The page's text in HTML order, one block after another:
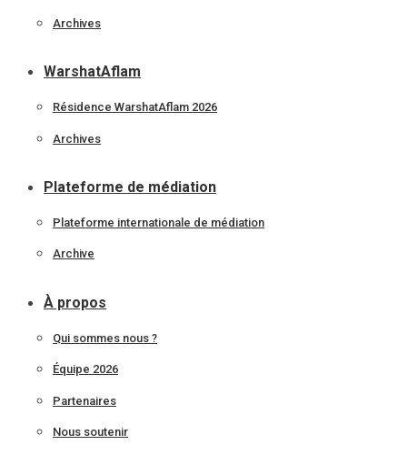
Archives
WarshatAflam
Résidence WarshatAflam 2026
Archives
Plateforme de médiation
Plateforme internationale de médiation
Archive
À propos
Qui sommes nous ?
Équipe 2026
Partenaires
Nous soutenir